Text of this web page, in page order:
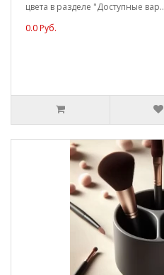
цвета в разделе "Доступные вар..
0.0 Руб.